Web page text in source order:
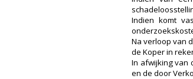
Indien komt
Na verloop van
de Koper in
In afwijking van
en de door